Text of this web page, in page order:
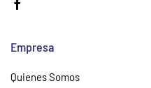
Empresa
Quienes Somos